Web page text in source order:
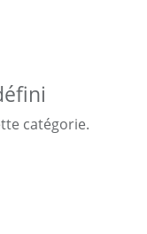
catégorie.